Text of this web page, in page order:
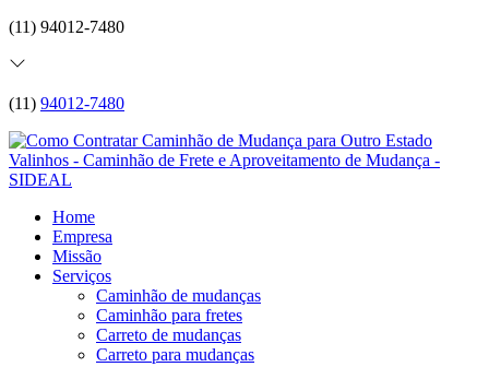
(11) 94012-7480
(11) 94012-7480
Home
Empresa
Missão
Serviços
Caminhão de mudanças
Caminhão para fretes
Carreto de mudanças
Carreto para mudanças